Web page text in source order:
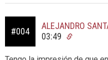
#004
ALEJANDRO
03:49